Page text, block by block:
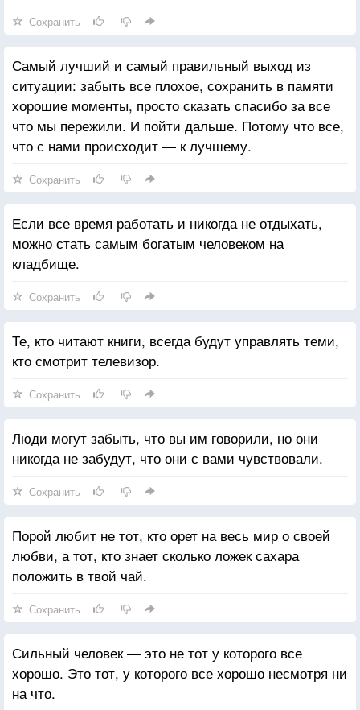
Сохранить
Самый лучший и самый правильный выход из
ситуации: забыть все плохое, сохранить в памяти
хорошие моменты, просто сказать спасибо за все
что мы пережили. И пойти дальше. Потому что все,
что с нами происходит — к лучшему.
Сохранить
Если все время работать и никогда не отдыхать,
можно стать самым богатым человеком на
кладбище.
Сохранить
Те, кто читают книги, всегда будут управлять теми,
кто смотрит телевизор.
Сохранить
Люди могут забыть, что вы им говорили, но они
никогда не забудут, что они с вами чувствовали.
Сохранить
Порой любит не тот, кто орет на весь мир о своей
любви, а тот, кто знает сколько ложек сахара
положить в твой чай.
Сохранить
Сильный человек — это не тот у которого все
хорошо. Это тот, у которого все хорошо несмотря ни
на что.